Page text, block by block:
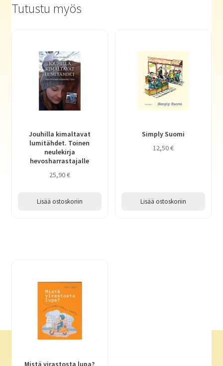
Tutustu myös
Jouhilla kimaltavat
lumitähdet. Toinen
neulekirja
hevosharrastajalle
25,90€
Lisää ostoskoriin
Simply Suomi
12,50€
Lisää ostoskoriin
Mistä virastosta lupa?